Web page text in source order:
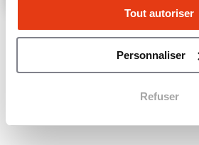
Tout autoriser
Personnaliser
Refuser
Indépendance Royale
Aaménagement du domicile pour seniors
Apport personnel